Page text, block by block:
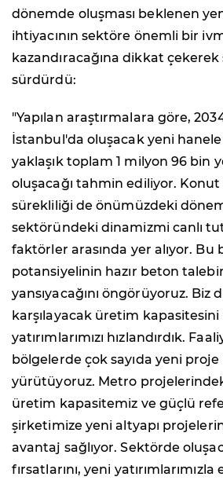
dönemde oluşması beklenen
ihtiyacının sektöre önemli bir
kazandıracağına dikkat çekerek
sürdürdü:
"Yapılan araştırmalara göre,
İstanbul'da oluşacak yeni
yaklaşık toplam 1 milyon 96 bin
oluşacağı tahmin ediliyor. Konut
sürekliliği de önümüzdeki
sektöründeki dinamizmi canlı
faktörler arasında yer alıyor. Bu
potansiyelinin hazır beton
yansıyacağını öngörüyoruz. Biz
karşılayacak üretim
yatırımlarımızı hızlandırdık.
bölgelerde çok sayıda yeni
yürütüyoruz. Metro
üretim kapasitemiz ve güçlü
şirketimize yeni altyapı
avantaj sağlıyor. Sektörde
fırsatlarını, yeni